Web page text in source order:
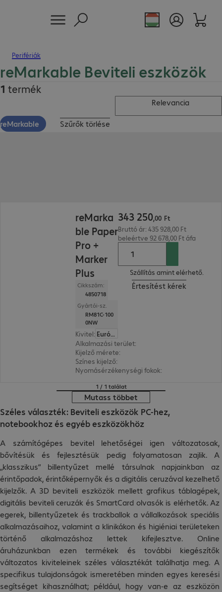
Perifériák
reMarkable Beviteli eszközök
1 termék
Relevancia
reMarkable Szűrők törlése
reMarka
ble Paper
Pro +
Marker
Plus
Cikkszám:
4850718
Gyártói-sz.
RM81C-100
0NW
Kivitel:
Európa
Alkalmazási terület:
Kijelző mérete:
Színes kijelző:
Nyomásérzékenységi fokok:
343 250,00 Ft
Bruttó ár: 435 928,00 Ft
beleértve 92 678,00 Ft áfa
Szállítás amint elérhető.
Értesítést kérek
1 / 1 találat
Mutass többet
Széles választék: Beviteli eszközök PC-hez,
notebookhoz és egyéb eszközökhöz
A számítógépes bevitel lehetőségei igen változatosak,
bővítésük és fejlesztésük pedig folyamatosan zajlik. A
„klasszikus” billentyűzet mellé társulnak napjainkban az
érintőpadok, érintőképernyők és a digitális ceruzával kezelhető
kijelzők. A 3D beviteli eszközök mellett grafikus táblagépek,
digitális beviteli ceruzák és SmartCard olvasók is elérhetők. Az
egerek, billentyűzetek és trackballok a vállalkozások speciális
alkalmazásaihoz, valamint a klinikákon és higiéniai területeken
történő alkalmazáshoz lettek kifejlesztve. Online
áruházunkban ezen termékek és további kiegészítők
változatos kiviteleinek széles választékát találhatja meg. A
specifikus tulajdonságok ismeretében minden egyes keresési
segítséget kihasználhat; például, hogy van-e az eszközön